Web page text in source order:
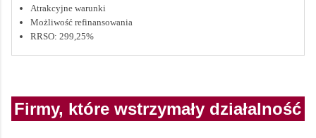
Atrakcyjne warunki
Możliwość refinansowania
RRSO: 299,25%
Firmy, które wstrzymały działalność